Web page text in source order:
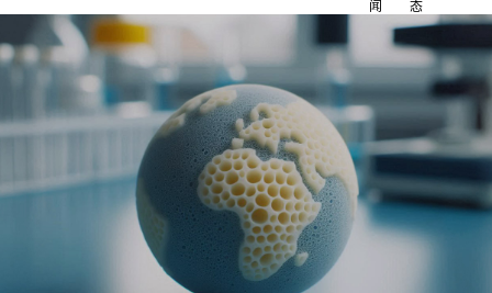
闻 态